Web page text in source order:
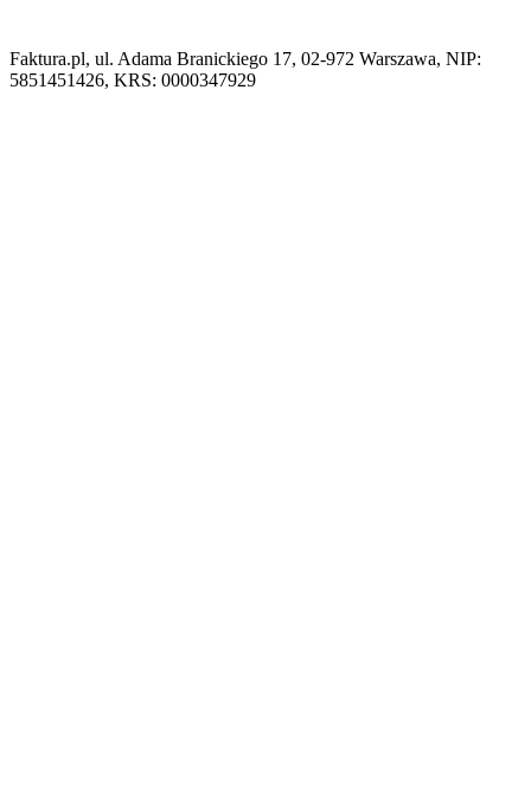
Faktura.pl, ul. Adama Branickiego 17, 02-972 Warszawa, NIP:
5851451426, KRS: 0000347929